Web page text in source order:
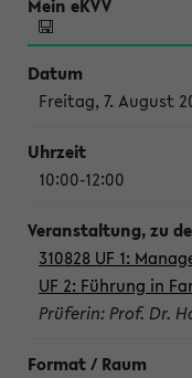
Freitag, 7. August
10:00-12:00
310828 UF 1:
UF 2: Führung in
Prüferin: Prof. Dr.